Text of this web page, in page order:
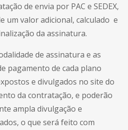
de envia por PAC e SEDEX,
um valor adicional, calculado e
da assinatura.
de assinatura e as
pagamento de cada plano
e divulgados no site do
da contratação, e poderão
ampla divulgação e
o que será feito com